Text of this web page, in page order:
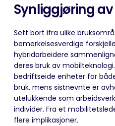
Synliggjøring
Sett bort ifra ulike
bemerkelsesverdige
hybridarbeidere
deres bruk av
bedriftseide enheter for
bruk, mens sistnevnte er
utelukkende som
individer. Fra et
flere implikasjoner.